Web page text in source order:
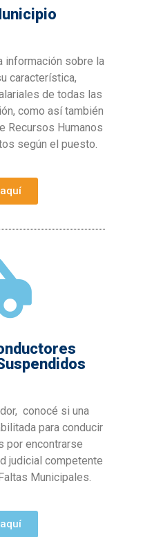
información sobre la
característica,
de todas las
como así también
Recursos Humanos
según el puesto.
conocé si una
para conducir
por encontrarse
judicial competente
Municipales.